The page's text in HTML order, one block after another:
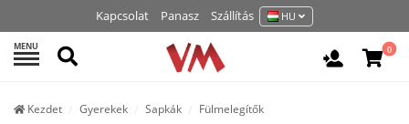
Kapcsolat Panasz Szállítás HU
MENU Keresés Belépés
0
Kezdet Gyerekek Sapkák Fülmelegítők